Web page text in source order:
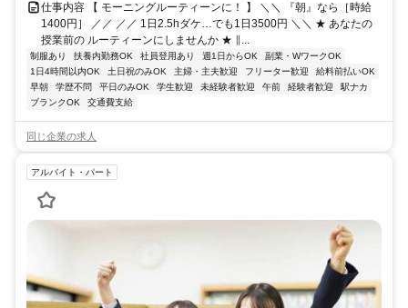
仕事内容 【 モーニングルーティーンに！ 】 ＼＼ 『朝』なら［時給
1400円］ ／／ ／／ 1日2.5hダケ…でも1日3500円 ＼＼ ★ あなたの
授業前の ルーティーンにしませんか ★ ∥...
制服あり 扶養内勤務OK 社員登用あり 週1日からOK
副業・WワークOK
1日4時間以内OK
土日祝のみOK 主婦・主夫歓迎 フリーター歓迎
給料前払いOK
早朝
学歴不問 平日のみOK 学生歓迎 未経験者歓迎 午前 経験者歓迎
駅ナカ
ブランクOK
交通費支給
同じ企業の求人
アルバイト・パート